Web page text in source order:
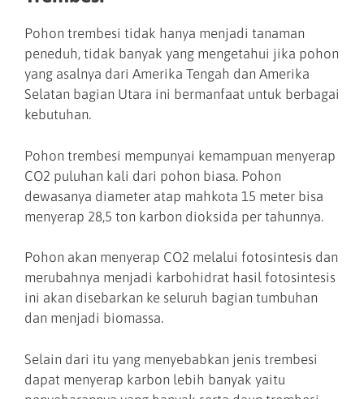
Pohon trembesi tidak hanya menjadi tanaman
peneduh, tidak banyak yang mengetahui jika pohon
yang asalnya dari Amerika Tengah dan Amerika
Selatan bagian Utara ini bermanfaat untuk berbagai
kebutuhan.
Pohon trembesi mempunyai kemampuan menyerap
CO2 puluhan kali dari pohon biasa. Pohon
dewasanya diameter atap mahkota 15 meter bisa
menyerap 28,5 ton karbon dioksida per tahunnya.
Pohon akan menyerap CO2 melalui fotosintesis dan
merubahnya menjadi karbohidrat hasil fotosintesis
ini akan disebarkan ke seluruh bagian tumbuhan
dan menjadi biomassa.
Selain dari itu yang menyebabkan jenis trembesi
dapat menyerap karbon lebih banyak yaitu